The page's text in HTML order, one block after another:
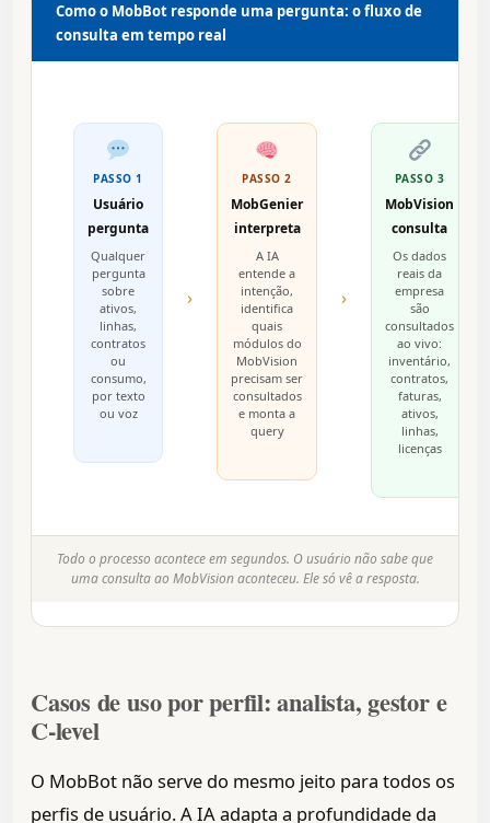
Como o MobBot responde uma pergunta: o fluxo de
consulta em tempo real
PASSO 1
Usuário
pergunta
Qualquer
pergunta
sobre
ativos,
linhas,
contratos
ou
consumo,
por texto
ou voz
›
PASSO 2
MobGenier
interpreta
A IA
entende a
intenção,
identifica
quais
módulos do
MobVision
precisam ser
consultados
e monta a
query
›
PASSO 3
MobVision
consulta
Os dados
reais da
empresa
são
consultados
ao vivo:
inventário,
contratos,
faturas,
ativos,
linhas,
licenças
Todo o processo acontece em segundos. O usuário não sabe que
uma consulta ao MobVision aconteceu. Ele só vê a resposta.
Casos de uso por perfil: analista, gestor e
C-level
O MobBot não serve do mesmo jeito para todos os
perfis de usuário. A IA adapta a profundidade da